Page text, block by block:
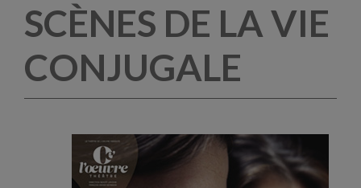
SCÈNES DE LA VIE
CONJUGALE